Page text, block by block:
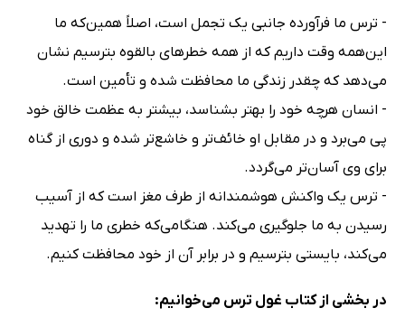
- ترس ما فرآورده جانبی یک تجمل است، اصلاً همین‌که ما
این‌همه وقت داریم که از همه خطرهای بالقوه بترسیم نشان
می‌دهد که چقدر زندگی ما محافظت شده و تأمین است.
- انسان هرچه خود را بهتر بشناسد، بیشتر به عظمت خالق خود
پی می‌برد و در مقابل او خائف‌تر و خاشع‌تر شده و دوری از گناه
برای وی آسان‌تر می‌گردد.
- ترس یک واکنش هوشمندانه از طرف مغز است که از آسیب
رسیدن به ما جلوگیری می‌کند. هنگامی‌که خطری ما را تهدید
می‌کند، بایستی بترسیم و در برابر آن از خود محافظت کنیم.
در بخشی از کتاب غول ترس می‌خوانیم: